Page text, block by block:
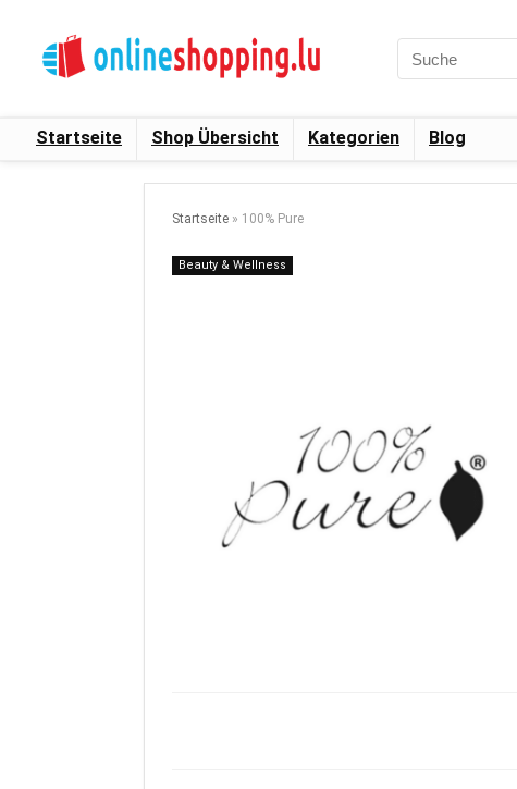
Startseite Shop Übersicht Kategorien Blog
Startseite » 100% Pure
Beauty & Wellness